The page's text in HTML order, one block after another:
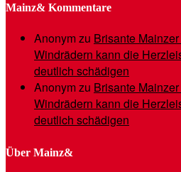
Mainz& Kommentare
Anonymzu Brisante
Windrädern kann die
deutlich schädigen
Anonymzu Brisante
Windrädern kann die
deutlich schädigen
Über Mainz&